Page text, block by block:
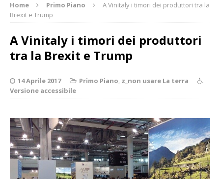
Home Primo Piano
A Vinitaly i timori dei produttori tra la
Brexit e Trump
A Vinitaly i timori dei produttori
tra la Brexit e Trump
14 Aprile 2017 Primo Piano, z_non usare La terra
Versione accessibile